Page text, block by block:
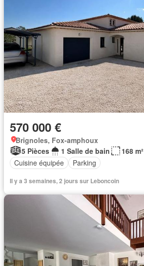
570 000 €
Brignoles, Fox-amphoux
5 Pièces
1 Salle de bain
168 m²
Cuisine équipée
Parking
Il y a 3 semaines, 2 jours sur Leboncoin